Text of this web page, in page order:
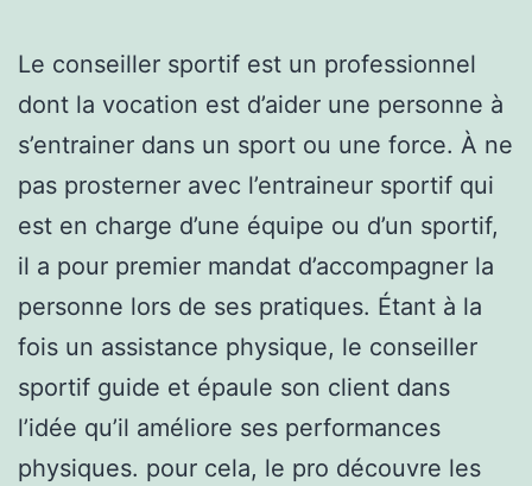
Le conseiller sportif est un professionnel
dont la vocation est d’aider une personne à
s’entrainer dans un sport ou une force. À ne
pas prosterner avec l’entraineur sportif qui
est en charge d’une équipe ou d’un sportif,
il a pour premier mandat d’accompagner la
personne lors de ses pratiques. Étant à la
fois un assistance physique, le conseiller
sportif guide et épaule son client dans
l’idée qu’il améliore ses performances
physiques. pour cela, le pro découvre les